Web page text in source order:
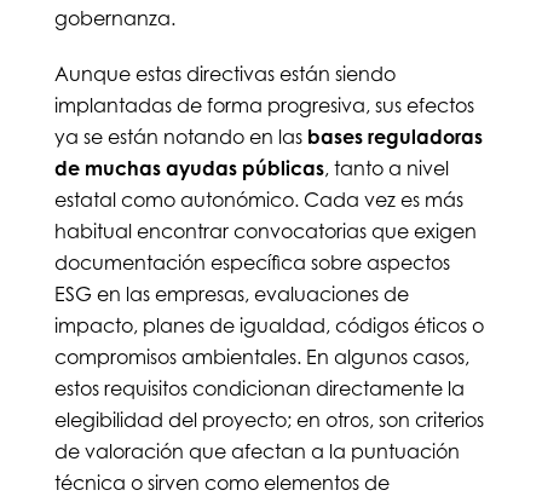
gobernanza.
Aunque estas directivas están siendo
implantadas de forma progresiva, sus efectos
ya se están notando en las bases reguladoras
de muchas ayudas públicas, tanto a nivel
estatal como autonómico. Cada vez es más
habitual encontrar convocatorias que exigen
documentación específica sobre aspectos
ESG en las empresas, evaluaciones de
impacto, planes de igualdad, códigos éticos o
compromisos ambientales. En algunos casos,
estos requisitos condicionan directamente la
elegibilidad del proyecto; en otros, son criterios
de valoración que afectan a la puntuación
técnica o sirven como elementos de